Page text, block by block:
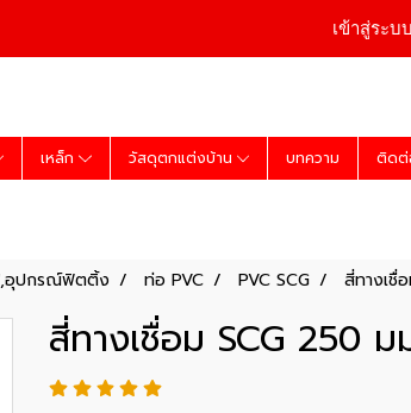
เข้าสู่ระบ
เหล็ก วัสดุตกแต่งบ้าน บทความ ติด
,อุปกรณ์ฟิตติ้ง ท่อ PVC PVC SCG สี่ทางเชื่
สี่ทางเชื่อม SCG 250